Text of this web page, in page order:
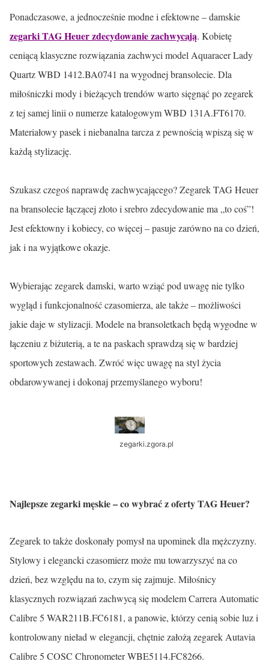
Ponadczasowe, a jednocześnie modne i efektowne – damskie
zegarki TAG Heuer zdecydowanie zachwycają. Kobietę
ceniącą klasyczne rozwiązania zachwyci model Aquaracer Lady
Quartz WBD 1412.BA0741 na wygodnej bransolecie. Dla
miłośniczki mody i bieżących trendów warto sięgnąć po zegarek
z tej samej linii o numerze katalogowym WBD 131A.FT6170.
Materiałowy pasek i niebanalna tarcza z pewnością wpiszą się w
każdą stylizację.
Szukasz czegoś naprawdę zachwycającego? Zegarek TAG Heuer
na bransolecie łączącej złoto i srebro zdecydowanie ma „to coś”!
Jest efektowny i kobiecy, co więcej – pasuje zarówno na co dzień,
jak i na wyjątkowe okazje.
Wybierając zegarek damski, warto wziąć pod uwagę nie tylko
wygląd i funkcjonalność czasomierza, ale także – możliwości
jakie daje w stylizacji. Modele na bransoletkach będą wygodne w
łączeniu z biżuterią, a te na paskach sprawdzą się w bardziej
sportowych zestawach. Zwróć więc uwagę na styl życia
obdarowywanej i dokonaj przemyślanego wyboru!
zegarki.zgora.pl
Najlepsze zegarki męskie – co wybrać z oferty TAG Heuer?
Zegarek to także doskonały pomysł na upominek dla mężczyzny.
Stylowy i elegancki czasomierz może mu towarzyszyć na co
dzień, bez względu na to, czym się zajmuje. Miłośnicy
klasycznych rozwiązań zachwycą się modelem Carrera Automatic
Calibre 5 WAR211B.FC6181, a panowie, którzy cenią sobie luz i
kontrolowany nieład w elegancji, chętnie założą zegarek Autavia
Calibre 5 COSC Chronometer WBE5114.FC8266.